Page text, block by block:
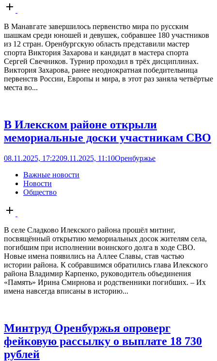
Open
post
В Манавгате завершилось первенство мира по русским
шашкам среди юношей и девушек, собравшее 180 участников
из 12 стран. Оренбургскую область представили мастер
спорта Виктория Захарова и кандидат в мастера спорта
Сергей Свечников. Турнир проходил в трёх дисциплинах.
Виктория Захарова, ранее неоднократная победительница
первенств России, Европы и мира, в этот раз заняла четвёртые
места во...
В Илекском районе открыли
мемориальные доски участникам СВО
08.11.2025, 17:2209.11.2025, 11:10Оренбуржье
Важные новости
Новости
Общество
Open
post
В селе Сладково Илекского района прошёл митинг,
посвящённый открытию мемориальных досок жителям села,
погибшим при исполнении воинского долга в ходе СВО.
Новые имена появились на Аллее Славы, став частью
истории района. К собравшимся обратились глава Илекского
района Владимир Карпенко, руководитель объединения
«Память» Ирина Смирнова и родственники погибших. – Их
имена навсегда вписаны в историю...
Минтруд Оренбуржья опроверг
фейковую рассылку о выплате 18 730
рублей